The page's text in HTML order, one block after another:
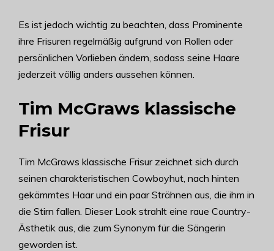
Es ist jedoch wichtig zu beachten, dass Prominente
ihre Frisuren regelmäßig aufgrund von Rollen oder
persönlichen Vorlieben ändern, sodass seine Haare
jederzeit völlig anders aussehen können.
Tim McGraws klassische
Frisur
Tim McGraws klassische Frisur zeichnet sich durch
seinen charakteristischen Cowboyhut, nach hinten
gekämmtes Haar und ein paar Strähnen aus, die ihm in
die Stirn fallen. Dieser Look strahlt eine raue Country-
Ästhetik aus, die zum Synonym für die Sängerin
geworden ist.